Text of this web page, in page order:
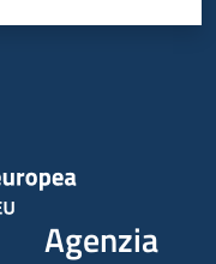
Agenzia